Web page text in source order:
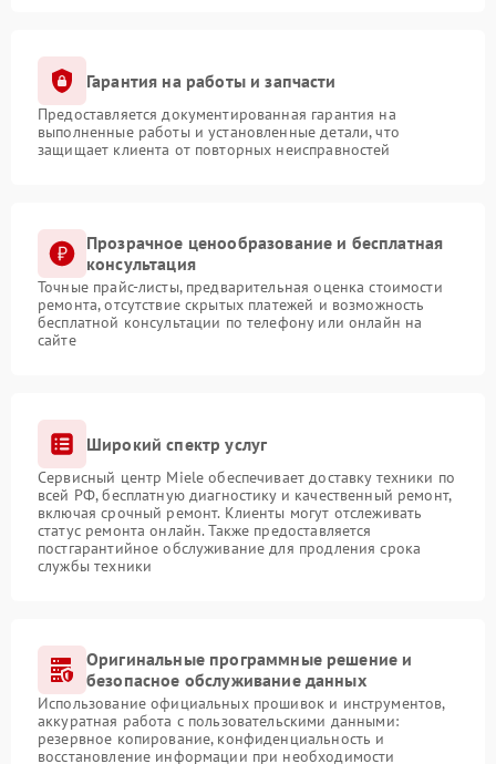
Гарантия на работы и запчасти
Предоставляется документированная гарантия на
выполненные работы и установленные детали, что
защищает клиента от повторных неисправностей
Прозрачное ценообразование и бесплатная
консультация
Точные прайс-листы, предварительная оценка стоимости
ремонта, отсутствие скрытых платежей и возможность
бесплатной консультации по телефону или онлайн на
сайте
Широкий спектр услуг
Сервисный центр Miele обеспечивает доставку техники по
всей РФ, бесплатную диагностику и качественный ремонт,
включая срочный ремонт. Клиенты могут отслеживать
статус ремонта онлайн. Также предоставляется
постгарантийное обслуживание для продления срока
службы техники
Оригинальные программные решение и
безопасное обслуживание данных
Использование официальных прошивок и инструментов,
аккуратная работа с пользовательскими данными:
резервное копирование, конфиденциальность и
восстановление информации при необходимости